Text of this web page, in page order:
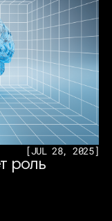
[JUL 28, 2025]
роль